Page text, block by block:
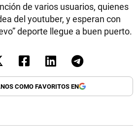
de varios usuarios, quienes
del youtuber, y esperan con
deporte llegue a buen puerto.
COMO FAVORITOS EN